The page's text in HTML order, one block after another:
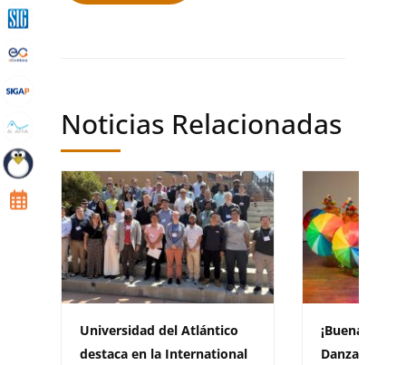
Noticias Relacionadas
Universidad del Atlántico
destaca en la International
¡Buenas